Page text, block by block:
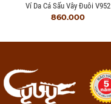
Ví Da Cá Sấu Vây Đuôi V952
860.000